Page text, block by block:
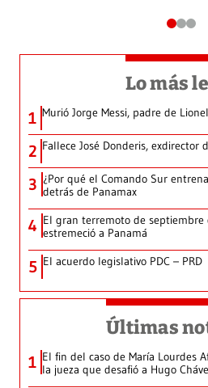
Lo más
1 Murió Jorge Messi, padre de
2 Fallece José Donderis, exdirector
3 ¿Por qué el Comando Sur
detrás de Panamax
4 El gran terremoto de septiembre
estremeció a Panamá
5 El acuerdo legislativo PDC – PRD
Últimas
1 El fin del caso de María Lourdes
la jueza que desafió a Hugo